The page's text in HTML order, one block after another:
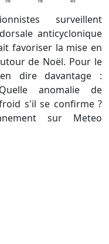
surveillent
anticyclonique
favoriser la mise en
de Noël. Pour le
dire davantage :
anomalie de
s'il se confirme ?
sur Meteo